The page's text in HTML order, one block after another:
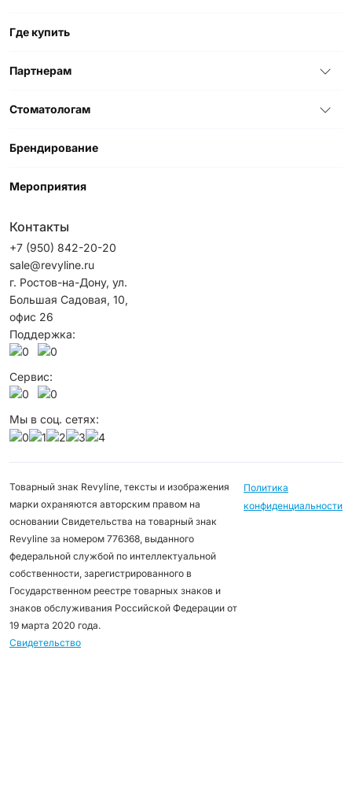
Где купить
Партнерам
Стоматологам
Брендирование
Мероприятия
Контакты
+7 (950) 842-20-20
sale@revyline.ru
г. Ростов-на-Дону, ул.
Большая Садовая, 10,
офис 26
Поддержка:
Сервис:
Мы в соц. сетях:
Товарный знак Revyline, тексты и изображения
марки охраняются авторским правом на
основании Свидетельства на товарный знак
Revyline за номером 776368, выданного
федеральной службой по интеллектуальной
собственности, зарегистрированного в
Государственном реестре товарных знаков и
знаков обслуживания Российской Федерации от
19 марта 2020 года.
Свидетельство
Политика
конфиденциальности